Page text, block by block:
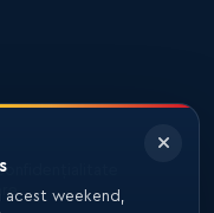
acest weekend,